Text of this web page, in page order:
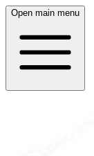
Open main menu